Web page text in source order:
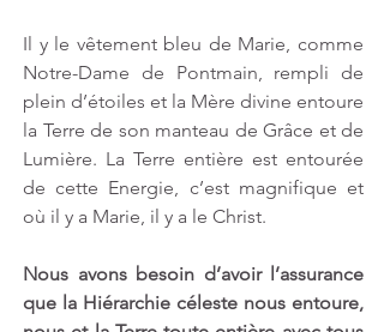
Il y le vêtement bleu de Marie, comme
Notre-Dame de Pontmain, rempli de
plein d’étoiles et la Mère divine entoure
la Terre de son manteau de Grâce et de
Lumière. La Terre entière est entourée
de cette Energie, c’est magnifique et
où il y a Marie, il y a le Christ.
Nous avons besoin d’avoir l’assurance
que la Hiérarchie céleste nous entoure,